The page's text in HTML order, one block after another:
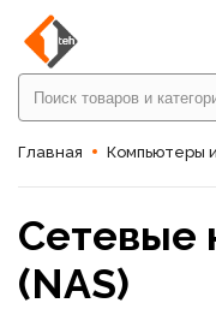
Главная Компьютеры
Сетевые
(NAS)